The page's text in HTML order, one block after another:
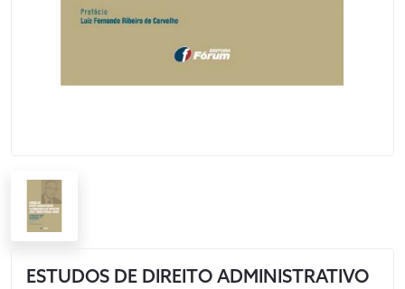
ESTUDOS DE DIREITO ADMINISTRATIVO